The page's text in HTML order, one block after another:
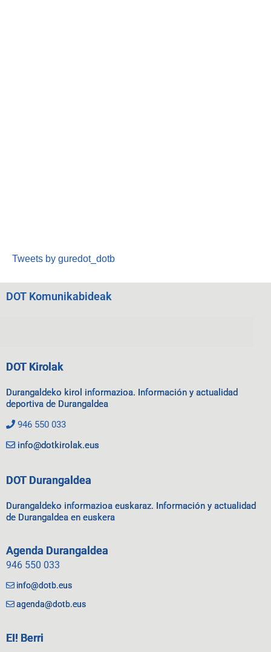
Tweets by guredot_dotb
DOT Komunikabideak
DOT Kirolak
Durangaldeko kirol informazioa. Información y actualidad
deportiva de Durangaldea
946 550 033
info@dotkirolak.eus
DOT Durangaldea
Durangaldeko informazioa euskaraz. Información y actualidad
de Durangaldea en euskera
Agenda Durangaldea
946 550 033
info@dotb.eus
agenda@dotb.eus
EI! Berri